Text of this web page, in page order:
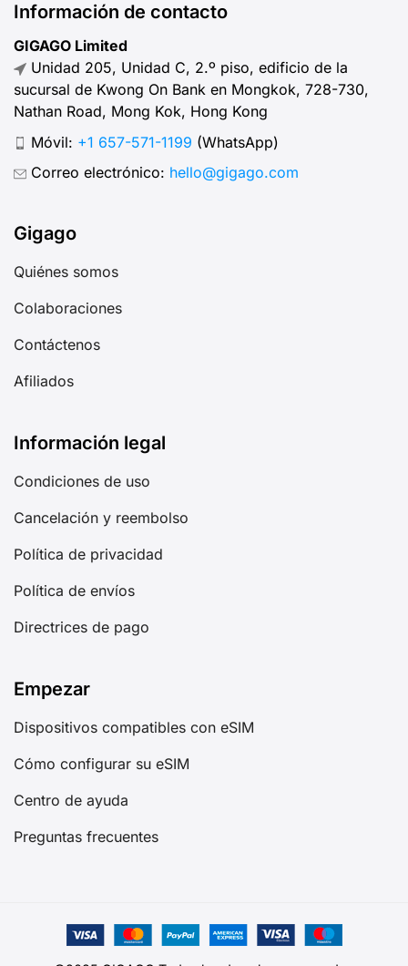
Información de contacto
GIGAGO Limited
Unidad 205, Unidad C, 2.º piso, edificio de la
sucursal de Kwong On Bank en Mongkok, 728-730,
Nathan Road, Mong Kok, Hong Kong
Móvil: +1 657-571-1199 (WhatsApp)
Correo electrónico: hello@gigago.com
Gigago
Quiénes somos
Colaboraciones
Contáctenos
Afiliados
Información legal
Condiciones de uso
Cancelación y reembolso
Política de privacidad
Política de envíos
Directrices de pago
Empezar
Dispositivos compatibles con eSIM
Cómo configurar su eSIM
Centro de ayuda
Preguntas frecuentes